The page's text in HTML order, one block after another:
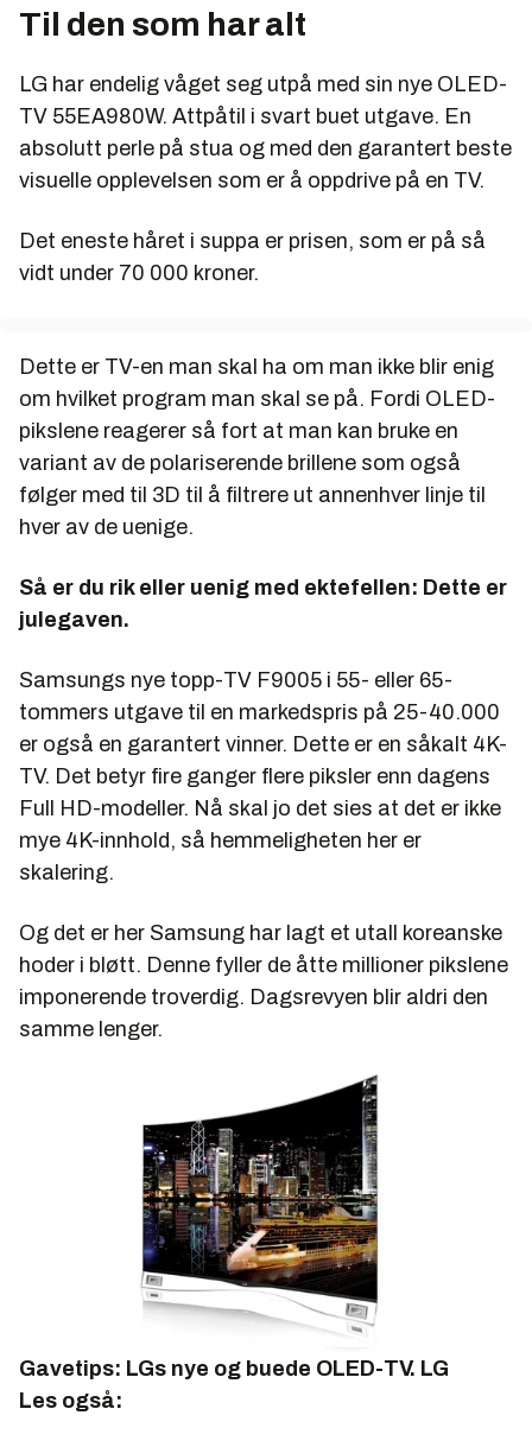
Til den som har alt
LG har endelig våget seg utpå med sin nye OLED-
TV 55EA980W. Attpåtil i svart buet utgave. En
absolutt perle på stua og med den garantert beste
visuelle opplevelsen som er å oppdrive på en TV.
Det eneste håret i suppa er prisen, som er på så
vidt under 70 000 kroner.
Dette er TV-en man skal ha om man ikke blir enig
om hvilket program man skal se på. Fordi OLED-
pikslene reagerer så fort at man kan bruke en
variant av de polariserende brillene som også
følger med til 3D til å filtrere ut annenhver linje til
hver av de uenige.
Så er du rik eller uenig med ektefellen: Dette er
julegaven.
Samsungs nye topp-TV F9005 i 55- eller 65-
tommers utgave til en markedspris på 25-40.000
er også en garantert vinner. Dette er en såkalt 4K-
TV. Det betyr fire ganger flere piksler enn dagens
Full HD-modeller. Nå skal jo det sies at det er ikke
mye 4K-innhold, så hemmeligheten her er
skalering.
Og det er her Samsung har lagt et utall koreanske
hoder i bløtt. Denne fyller de åtte millioner pikslene
imponerende troverdig. Dagsrevyen blir aldri den
samme lenger.
Gavetips: LGs nye og buede OLED-TV. LG
Les også: